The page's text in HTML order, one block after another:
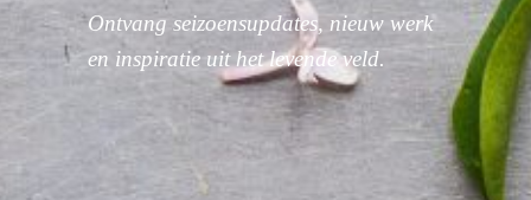
Ontvang seizoensupdates, nieuw werk
en inspiratie uit het levende veld.